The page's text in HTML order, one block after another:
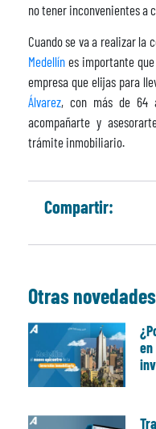
no tener inconvenientes a
Cuando se va a realizar la
Medellín es importante
empresa que elijas para
Álvarez, con más de 64
acompañarte y
trámite inmobiliario.
Compartir:
Otras novedades